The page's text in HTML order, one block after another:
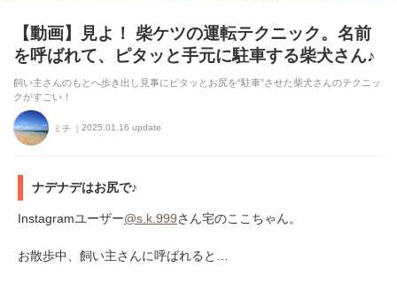
【動画】見よ！ 柴ケツの運転テクニック。名前
を呼ばれて、ピタッと手元に駐車する柴犬さん♪
飼い主さんのもとへ歩き出し見事にピタッとお尻を“駐車”させた柴犬さんのテクニッ
クがすごい！
ミチ 2025.01.16 update
ナデナデはお尻で♪
Instagramユーザー@s.k.999さん宅のここちゃん。
お散歩中、飼い主さんに呼ばれると…